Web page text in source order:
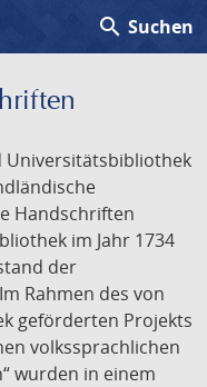
search Suchen
Universitätsbibliothek
Handschriften
im Jahr 1734
der
Rahmen des von
geförderten Projekts
volkssprachlichen
wurden in einem